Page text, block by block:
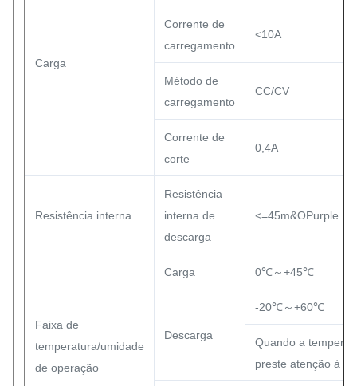
Carga
Corrente de
carregamento
<10A
Método de
carregamento
CC/CV
Corrente de
corte
0,4A
Resistência interna
Resistência
interna de
descarga
<=45m&OPurple
Faixa de
temperatura/umidade
de operação
Carga 0℃～+45℃
Descarga
-20℃～+60℃
Quando a
preste atenção à